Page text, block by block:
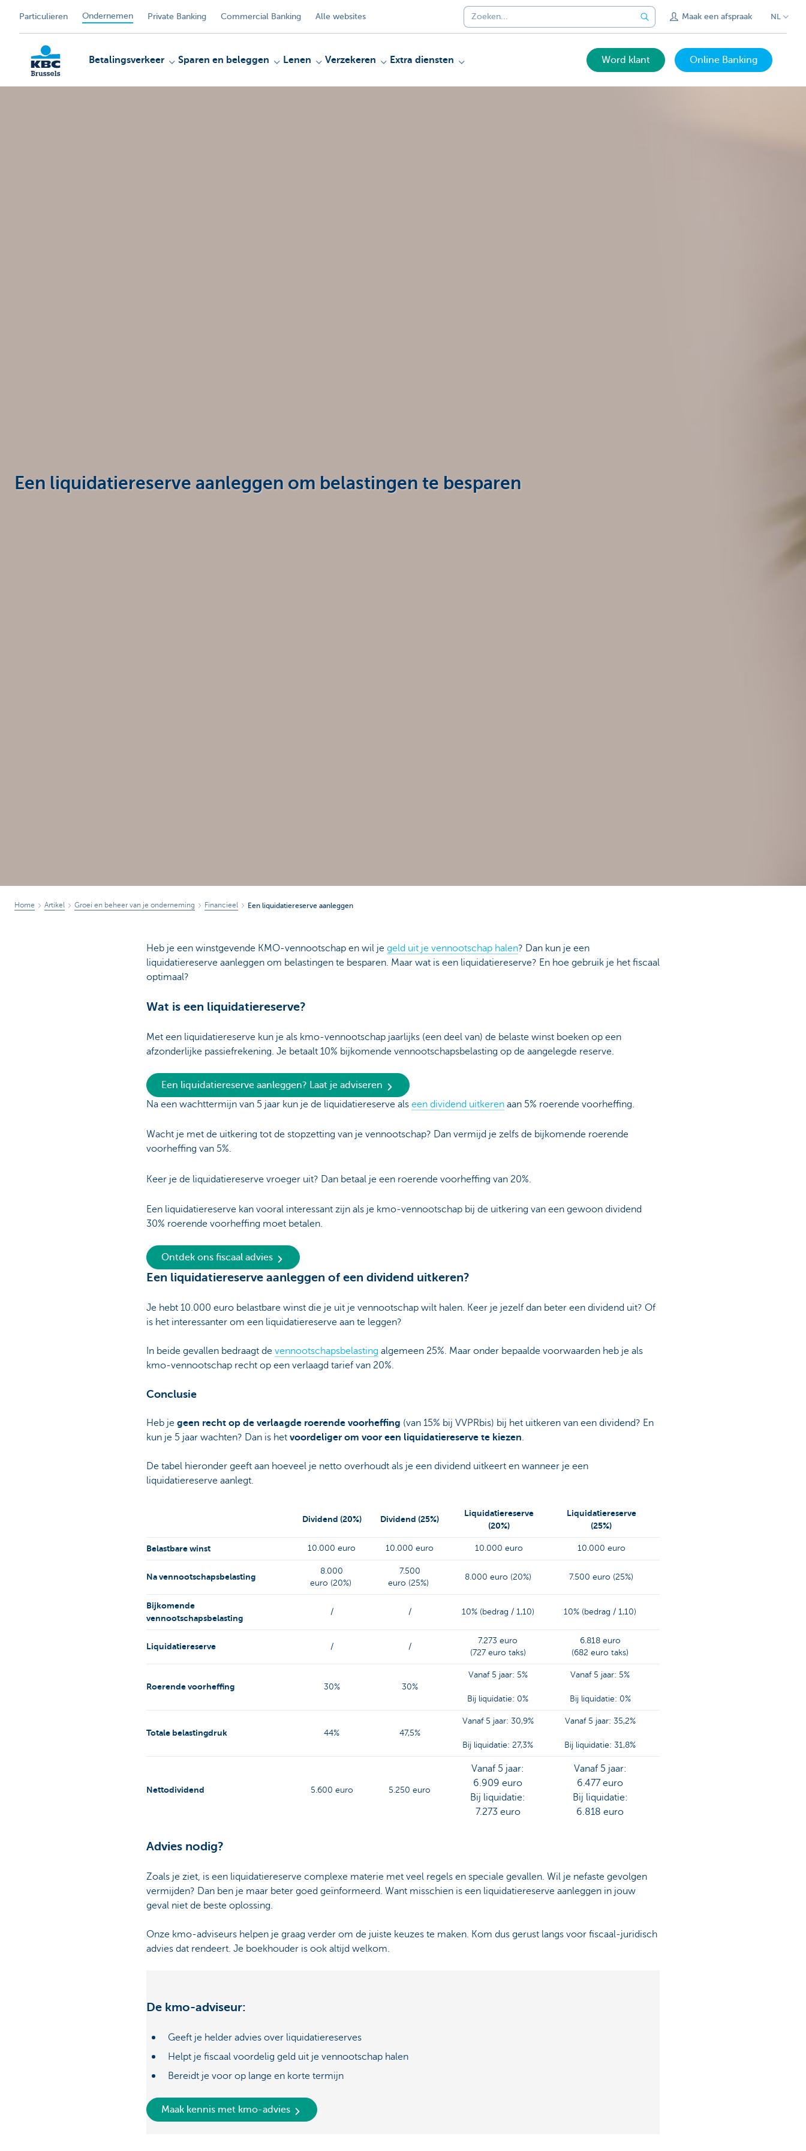
Particulieren Ondernemen Private Banking Commercial Banking Alle websites Maak een afspraak NL
Betalingsverkeer Sparen en beleggen Lenen Verzekeren Extra diensten Word klant Online Banking
Een liquidatiereserve aanleggen om belastingen te besparen
Home Artikel Groei en beheer van je onderneming Financieel Een liquidatiereserve aanleggen
Heb je een winstgevende KMO-vennootschap en wil je geld uit je vennootschap halen? Dan kun je een
liquidatiereserve aanleggen om belastingen te besparen. Maar wat is een liquidatiereserve? En hoe gebruik je het fiscaal
optimaal?
Wat is een liquidatiereserve?
Met een liquidatiereserve kun je als kmo-vennootschap jaarlijks (een deel van) de belaste winst boeken op een
afzonderlijke passiefrekening. Je betaalt 10% bijkomende vennootschapsbelasting op de aangelegde reserve.
Een liquidatiereserve aanleggen? Laat je adviseren
Na een wachttermijn van 5 jaar kun je de liquidatiereserve als een dividend uitkeren aan 5% roerende voorheffing.
Wacht je met de uitkering tot de stopzetting van je vennootschap? Dan vermijd je zelfs de bijkomende roerende
voorheffing van 5%.
Keer je de liquidatiereserve vroeger uit? Dan betaal je een roerende voorheffing van 20%.
Een liquidatiereserve kan vooral interessant zijn als je kmo-vennootschap bij de uitkering van een gewoon dividend
30% roerende voorheffing moet betalen.
Ontdek ons fiscaal advies
Een liquidatiereserve aanleggen of een dividend uitkeren?
Je hebt 10.000 euro belastbare winst die je uit je vennootschap wilt halen. Keer je jezelf dan beter een dividend uit? Of
is het interessanter om een liquidatiereserve aan te leggen?
In beide gevallen bedraagt de vennootschapsbelasting algemeen 25%. Maar onder bepaalde voorwaarden heb je als
kmo-vennootschap recht op een verlaagd tarief van 20%.
Conclusie
Heb je geen recht op de verlaagde roerende voorheffing (van 15% bij VVPRbis) bij het uitkeren van een dividend? En
kun je 5 jaar wachten? Dan is het voordeliger om voor een liquidatiereserve te kiezen.
De tabel hieronder geeft aan hoeveel je netto overhoudt als je een dividend uitkeert en wanneer je een
liquidatiereserve aanlegt.
Dividend (20%) Dividend (25%)
Liquidatiereserve
(20%)
Liquidatiereserve
(25%)
Belastbare winst 10.000 euro 10.000 euro 10.000 euro 10.000 euro
Na vennootschapsbelasting
8.000
euro (20%)
7.500
euro (25%)
8.000 euro (20%) 7.500 euro (25%)
Bijkomende
vennootschapsbelasting
/ / 10% (bedrag / 1,10) 10% (bedrag / 1,10)
Liquidatiereserve / /
7.273 euro
(727 euro taks)
6.818 euro
(682 euro taks)
Roerende voorheffing 30% 30%
Vanaf 5 jaar: 5%
Bij liquidatie: 0%
Vanaf 5 jaar: 5%
Bij liquidatie: 0%
Totale belastingdruk 44% 47,5%
Vanaf 5 jaar: 30,9%
Bij liquidatie: 27,3%
Vanaf 5 jaar: 35,2%
Bij liquidatie: 31,8%
Nettodividend 5.600 euro 5.250 euro
Vanaf 5 jaar:
6.909 euro
Bij liquidatie:
7.273 euro
Vanaf 5 jaar:
6.477 euro
Bij liquidatie:
6.818 euro
Advies nodig?
Zoals je ziet, is een liquidatiereserve complexe materie met veel regels en speciale gevallen. Wil je nefaste gevolgen
vermijden? Dan ben je maar beter goed geïnformeerd. Want misschien is een liquidatiereserve aanleggen in jouw
geval niet de beste oplossing.
Onze kmo-adviseurs helpen je graag verder om de juiste keuzes te maken. Kom dus gerust langs voor fiscaal-juridisch
advies dat rendeert. Je boekhouder is ook altijd welkom.
De kmo-adviseur:
Geeft je helder advies over liquidatiereserves
Helpt je fiscaal voordelig geld uit je vennootschap halen
Bereidt je voor op lange en korte termijn
Maak kennis met kmo-advies